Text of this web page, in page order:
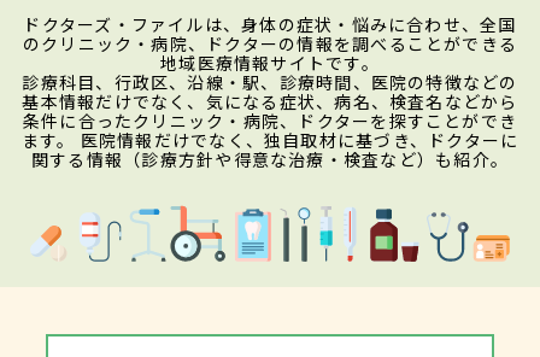
ドクターズ・ファイルは、身体の症状・悩みに合わせ、全国
のクリニック・病院、ドクターの情報を調べることができる
地域医療情報サイトです。
診療科目、行政区、沿線・駅、診療時間、医院の特徴などの
基本情報だけでなく、気になる症状、病名、検査名などから
条件に合ったクリニック・病院、ドクターを探すことができ
ます。 医院情報だけでなく、独自取材に基づき、ドクターに
関する情報（診療方針や得意な治療・検査など）も紹介。